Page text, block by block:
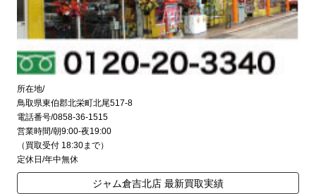
所在地/
鳥取県東伯郡北栄町北尾517-8
電話番号/0858-36-1515
営業時間/朝9:00-夜19:00
（買取受付 18:30まで）
定休日/年中無休
ジャム倉吉北店 最新買取実績